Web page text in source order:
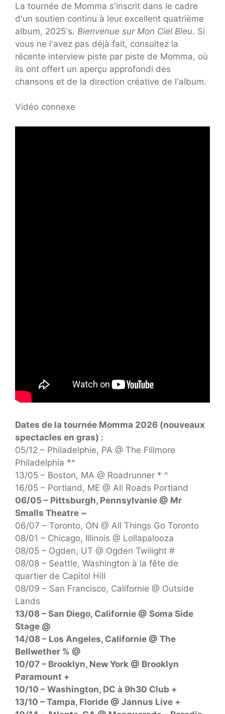
La tournée de Momma s'inscrit dans le cadre
d'un soutien continu à leur excellent quatrième
album, 2025's. Bienvenue sur Mon Ciel Bleu. Si
vous ne l'avez pas déjà fait, consultez la
récente interview piste par piste de Momma, où
ils ont offert un aperçu approfondi des
chansons et de la direction créative de l'album.
Vidéo connexe
Dates de la tournée Momma 2026 (nouveaux
spectacles en gras) :
05/12 – Philadelphie, PA @ The Fillmore
Philadelphia *^
13/05 – Boston, MA @ Roadrunner * ^
16/05 – Portland, ME @ All Roads Portland
06/05 – Pittsburgh, Pennsylvanie @ Mr
Smalls Theatre ~
06/07 – Toronto, ON @ All Things Go Toronto
08/01 – Chicago, Illinois @ Lollapalooza
08/05 – Ogden, UT @ Ogden Twilight #
08/08 – Seattle, Washington à la fête de
quartier de Capitol Hill
08/09 – San Francisco, Californie @ Outside
Lands
13/08 – San Diego, Californie @ Soma Side
Stage @
14/08 – Los Angeles, Californie @ The
Bellwether % @
10/07 – Brooklyn, New York @ Brooklyn
Paramount +
10/10 – Washington, DC à 9h30 Club +
13/10 – Tampa, Floride @ Jannus Live +